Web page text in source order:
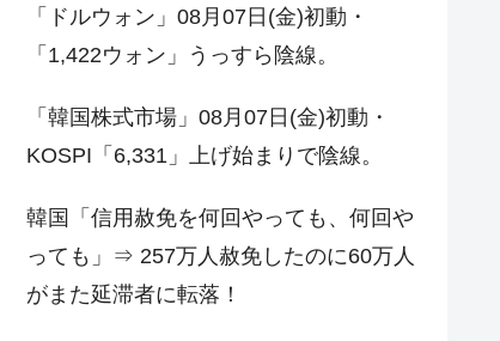
「ドルウォン」08月07日(金)初動・
「1,422ウォン」うっすら陰線。
「韓国株式市場」08月07日(金)初動・
KOSPI「6,331」上げ始まりで陰線。
韓国「信用赦免を何回やっても、何回や
っても」⇒ 257万人赦免したのに60万人
がまた延滞者に転落！